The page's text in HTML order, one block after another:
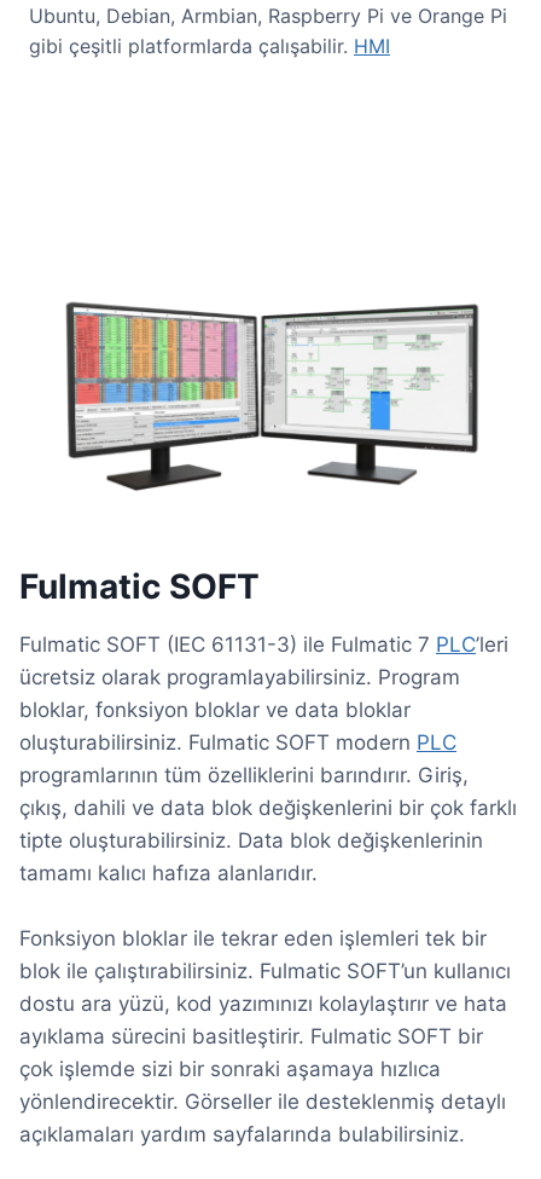
Ubuntu, Debian, Armbian, Raspberry Pi ve Orange Pi
gibi çeşitli platformlarda çalışabilir. HMI
Fulmatic SOFT
Fulmatic SOFT (IEC 61131-3) ile Fulmatic 7 PLC’leri
ücretsiz olarak programlayabilirsiniz. Program
bloklar, fonksiyon bloklar ve data bloklar
oluşturabilirsiniz. Fulmatic SOFT modern PLC
programlarının tüm özelliklerini barındırır. Giriş,
çıkış, dahili ve data blok değişkenlerini bir çok farklı
tipte oluşturabilirsiniz. Data blok değişkenlerinin
tamamı kalıcı hafıza alanlarıdır.
Fonksiyon bloklar ile tekrar eden işlemleri tek bir
blok ile çalıştırabilirsiniz. Fulmatic SOFT’un kullanıcı
dostu ara yüzü, kod yazımınızı kolaylaştırır ve hata
ayıklama sürecini basitleştirir. Fulmatic SOFT bir
çok işlemde sizi bir sonraki aşamaya hızlıca
yönlendirecektir. Görseller ile desteklenmiş detaylı
açıklamaları yardım sayfalarında bulabilirsiniz.